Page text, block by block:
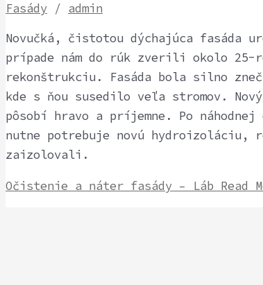
Fasády / admin
Novučká, čistotou dýchajúca fasáda
prípade nám do rúk zverili okolo
rekonštrukciu. Fasáda bola silno
kde s ňou susedilo veľa stromov.
pôsobí hravo a príjemne. Po
nutne potrebuje novú hydroizoláciu,
zaizolovali.
Očistenie a náter fasády – Láb Read